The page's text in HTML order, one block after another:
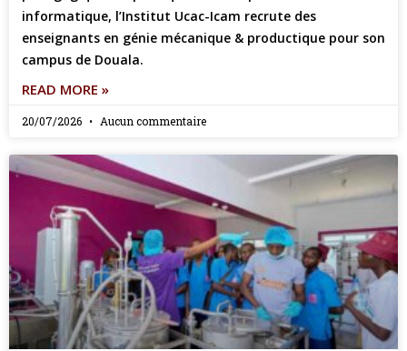
informatique, l’Institut Ucac-Icam recrute des
enseignants en génie mécanique & productique pour son
campus de Douala.
READ MORE »
20/07/2026 Aucun commentaire